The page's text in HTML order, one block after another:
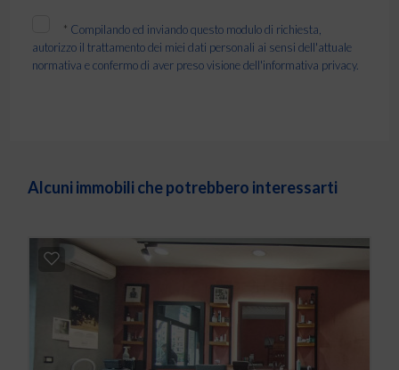
* Compilando ed inviando questo modulo di richiesta,
autorizzo il trattamento dei miei dati personali ai sensi dell'attuale
normativa e confermo di aver preso visione dell'informativa privacy.
Alcuni immobili che potrebbero interessarti